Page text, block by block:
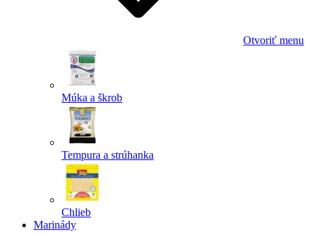
Otvoriť menu
Múka a škrob
Tempura a strúhanka
Chlieb
Marinády
Powered by chaterimo